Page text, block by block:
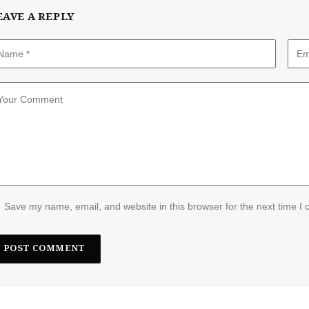
A REPLY
Save my name, email, and website in this browser for the next time I